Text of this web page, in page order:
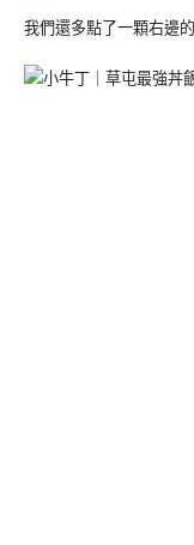
我們還多點了一顆右邊